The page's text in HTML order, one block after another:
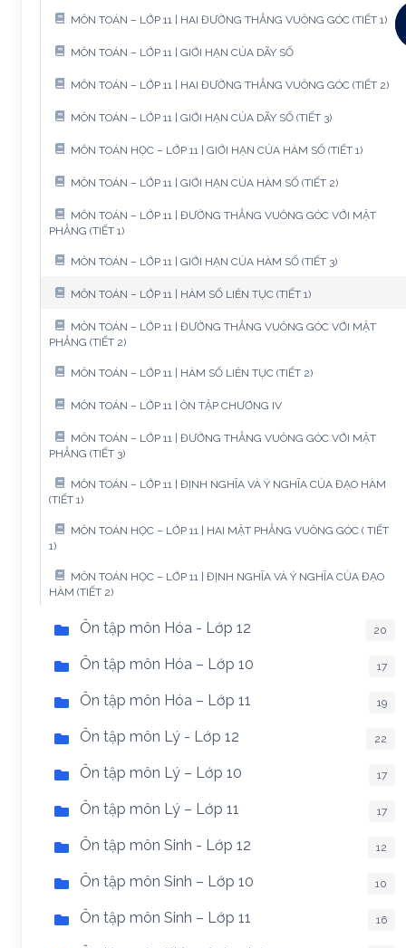
MÔN TOÁN – LỚP 11 | HAI ĐƯỜNG THẲNG VUÔNG GÓC (TIẾT 1)
MÔN TOÁN – LỚP 11 | GIỚI HẠN CỦA DÃY SỐ
MÔN TOÁN – LỚP 11 | HAI ĐƯỜNG THẲNG VUÔNG GÓC (TIẾT 2)
MÔN TOÁN – LỚP 11 | GIỚI HẠN CỦA DÃY SỐ (TIẾT 3)
MÔN TOÁN HỌC – LỚP 11 | GIỚI HẠN CỦA HÀM SỐ (TIẾT 1)
MÔN TOÁN – LỚP 11 | GIỚI HẠN CỦA HÀM SỐ (TIẾT 2)
MÔN TOÁN – LỚP 11 | ĐƯỜNG THẲNG VUÔNG GÓC VỚI MẶT
PHẲNG (TIẾT 1)
MÔN TOÁN – LỚP 11 | GIỚI HẠN CỦA HÀM SỐ (TIẾT 3)
MÔN TOÁN – LỚP 11 | HÀM SỐ LIÊN TỤC (TIẾT 1)
MÔN TOÁN – LỚP 11 | ĐƯỜNG THẲNG VUÔNG GÓC VỚI MẶT
PHẲNG (TIẾT 2)
MÔN TOÁN – LỚP 11 | HÀM SỐ LIÊN TỤC (TIẾT 2)
MÔN TOÁN – LỚP 11 | ÔN TẬP CHƯƠNG IV
MÔN TOÁN – LỚP 11 | ĐƯỜNG THẲNG VUÔNG GÓC VỚI MẶT
PHẲNG (TIẾT 3)
MÔN TOÁN – LỚP 11 | ĐỊNH NGHĨA VÀ Ý NGHĨA CỦA ĐẠO HÀM
(TIẾT 1)
MÔN TOÁN HỌC – LỚP 11 | HAI MẶT PHẲNG VUÔNG GÓC ( TIẾT
1)
MÔN TOÁN HỌC – LỚP 11 | ĐỊNH NGHĨA VÀ Ý NGHĨA CỦA ĐẠO
HÀM (TIẾT 2)
Ôn tập môn Hóa - Lớp 12 20
Ôn tập môn Hóa – Lớp 10 17
Ôn tập môn Hóa – Lớp 11 19
Ôn tập môn Lý - Lớp 12 22
Ôn tập môn Lý – Lớp 10 17
Ôn tập môn Lý – Lớp 11 17
Ôn tập môn Sinh - Lớp 12 12
Ôn tập môn Sinh – Lớp 10 10
Ôn tập môn Sinh – Lớp 11 16